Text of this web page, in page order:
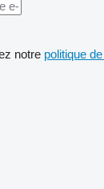
notre politique